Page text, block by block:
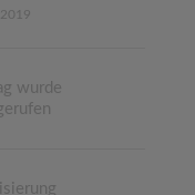
wurde